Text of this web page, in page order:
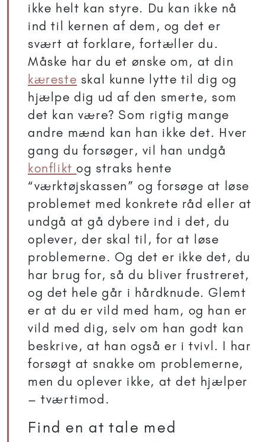
ikke helt kan styre. Du kan ikke nå
ind til kernen af dem, og det er
svært at forklare, fortæller du.
Måske har du et ønske om, at din
kæreste skal kunne lytte til dig og
hjælpe dig ud af den smerte, som
det kan være? Som rigtig mange
andre mænd kan han ikke det. Hver
gang du forsøger, vil han undgå
konfliktog straks hente
“værktøjskassen” og forsøge at løse
problemet med konkrete råd eller at
undgå at gå dybere ind i det, du
oplever, der skal til, for at løse
problemerne. Og det er ikke det, du
har brug for, så du bliver frustreret,
og det hele går i hårdknude. Glemt
er at du er vild med ham, og han er
vild med dig, selv om han godt kan
beskrive, at han også er i tvivl. I har
forsøgt at snakke om problemerne,
men du oplever ikke, at det hjælper
– tværtimod.
Find en at tale med